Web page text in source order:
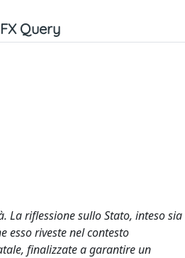
La riflessione sullo Stato, inteso sia
esso riveste nel contesto
finalizzate a garantire un